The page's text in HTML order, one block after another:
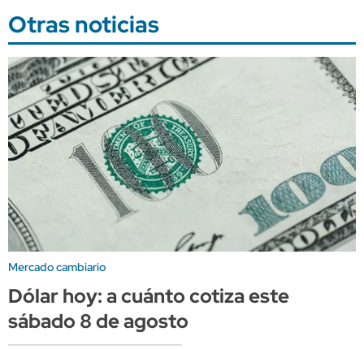
Otras noticias
Mercado cambiario
Dólar hoy: a cuánto cotiza este
sábado 8 de agosto